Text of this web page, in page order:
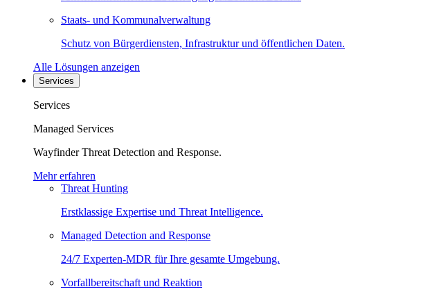
Staats- und Kommunalverwaltung
Schutz von Bürgerdiensten, Infrastruktur und öffentlichen Daten.
Alle Lösungen anzeigen
Services
Services
Managed Services
Wayfinder Threat Detection and Response.
Mehr erfahren
Threat Hunting
Erstklassige Expertise und Threat Intelligence.
Managed Detection and Response
24/7 Experten-MDR für Ihre gesamte Umgebung.
Vorfallbereitschaft und Reaktion